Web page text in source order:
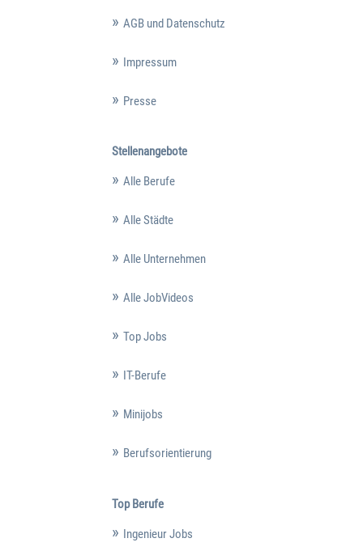
AGB und Datenschutz
Impressum
Presse
Stellenangebote
Alle Berufe
Alle Städte
Alle Unternehmen
Alle JobVideos
Top Jobs
IT-Berufe
Minijobs
Berufsorientierung
Top Berufe
Ingenieur Jobs